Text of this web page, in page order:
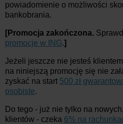
powiadomienie o możliwości
bankobrania.
[Promocja zakończona.
promocje w ING.]
Jeżeli jeszcze nie jesteś
na niniejszą promocję się nie
zyskać na start 500 zł
osobiste.
Do tego - już nie tylko na
klientów - czeka 6% na